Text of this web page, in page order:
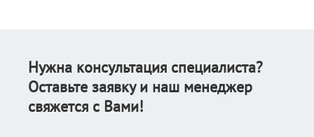
Нужна консультация специалиста?
Оставьте заявку и наш менеджер
свяжется с Вами!